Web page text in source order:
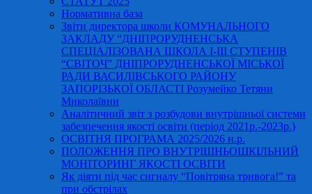
Нормативна база
Звіти директора школи КОМУНАЛЬНОГО
ЗАКЛАДУ “ДНІПРОРУДНЕНСЬКА
СПЕЦІАЛІЗОВАНА ШКОЛА І-ІІІ СТУПЕНІВ
“СВІТОЧ” ДНІПРОРУДНЕНСЬКОЇ МІСЬКОЇ
РАДИ ВАСИЛІВСЬКОГО РАЙОНУ
ЗАПОРІЗЬКОЇ ОБЛАСТІ Розумейко Тетяни
Миколаївни
Аналітичний звіт з розбудови внутрішньої системи
забезпечення якості освіти (період 2021р.-2023р.)
ОСВІТНЯ ПРОГРАМА 2025/2026 н.р.
ПОЛОЖЕННЯ ПРО ВНУТРІШНЬОШКІЛЬНИЙ
МОНІТОРИНГ ЯКОСТІ ОСВІТИ
Як діяти під час сигналу “Повітряна тривога!” та
при обстрілах